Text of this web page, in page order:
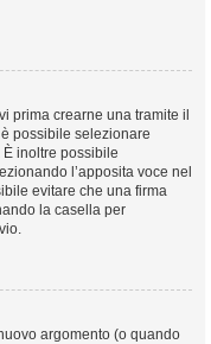
prima crearne una tramite il
possibile selezionare
inoltre possibile
l’apposita voce nel
evitare che una firma
la casella per
argomento (o quando